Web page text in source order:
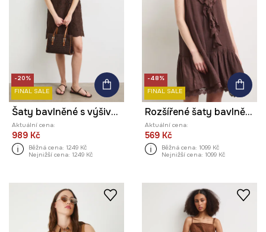
-20%
FINAL SALE
Šaty bavlněné s výšivkou
Aktuální cena:
989 Kč
Běžná cena: 1249 Kč
Nejnižší cena: 1249 Kč
-48%
FINAL SALE
Rozšířené šaty bavlněné hladké
Aktuální cena:
569 Kč
Běžná cena: 1099 Kč
Nejnižší cena: 1099 Kč